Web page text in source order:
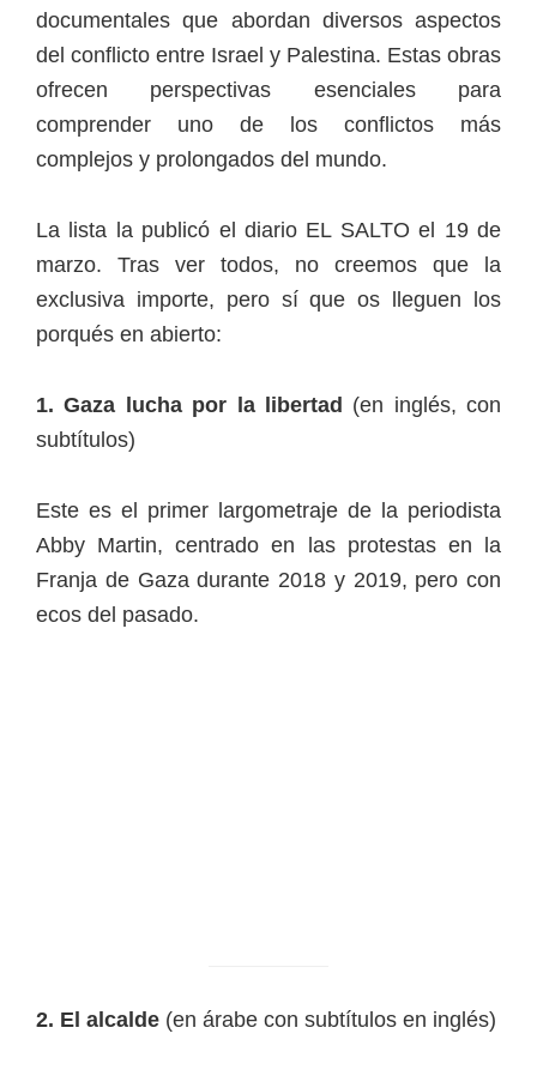
documentales que abordan diversos aspectos
del conflicto entre Israel y Palestina. Estas obras
ofrecen perspectivas esenciales para
comprender uno de los conflictos más
complejos y prolongados del mundo.
La lista la publicó el diario EL SALTO el 19 de
marzo. Tras ver todos, no creemos que la
exclusiva importe, pero sí que os lleguen los
porqués en abierto:
1. Gaza lucha por la libertad (en inglés, con
subtítulos)
Este es el primer largometraje de la periodista
Abby Martin, centrado en las protestas en la
Franja de Gaza durante 2018 y 2019, pero con
ecos del pasado.
2. El alcalde (en árabe con subtítulos en inglés)